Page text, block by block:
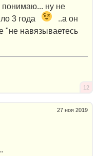
понимаю... ну не
3 года
..а он
"не навязываетесь
12
27 ноя 2019